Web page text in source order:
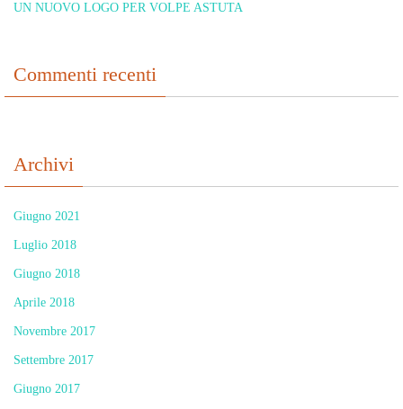
UN NUOVO LOGO PER VOLPE ASTUTA
Commenti recenti
Archivi
Giugno 2021
Luglio 2018
Giugno 2018
Aprile 2018
Novembre 2017
Settembre 2017
Giugno 2017